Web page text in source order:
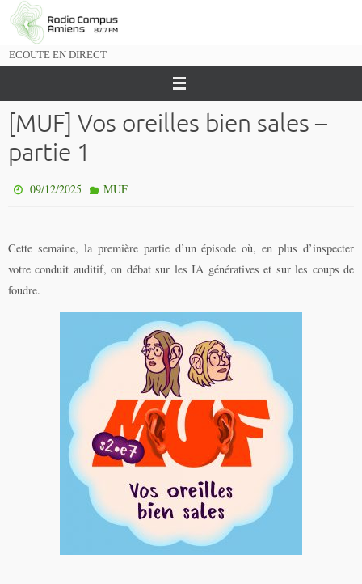
Passer
vers
ECOUTE EN DIRECT
[MUF] Vos oreilles bien sales –
partie 1
09/12/2025 MUF
Cette semaine, la première partie d’un épisode où, en plus d’inspecter
votre conduit auditif, on débat sur les IA génératives et sur les coups de
foudre.